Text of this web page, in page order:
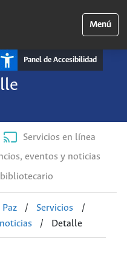
Menú
Panel de Accesibilidad
Servicios en línea
eventos y noticias
Paz / Servicios
/
/ Detalle